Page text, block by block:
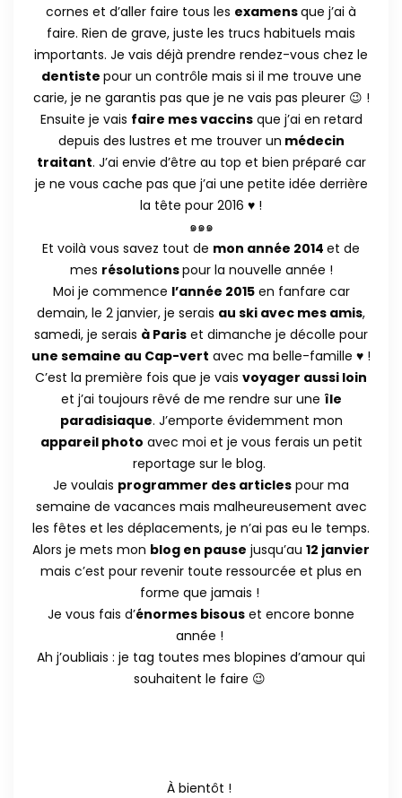
cornes et d’aller faire tous les examensque j’ai à
faire. Rien de grave, juste les trucs habituels mais
importants. Je vais déjà prendre rendez-vous chez le
dentiste pour un contrôle mais si il me trouve une
carie, je ne garantis pas que je ne vais pas pleurer 😉 !
Ensuite je vais faire mes vaccinsque j’ai en retard
depuis des lustres et me trouver un médecin
traitant. J’ai envie d’être au top et bien préparé car
je ne vous cache pas que j’ai une petite idée derrière
la tête pour 2016 ♥ !
๑๑๑
Et voilà vous savez tout de mon année 2014 et de
mes résolutionspour la nouvelle année !
Moi je commence l’année 2015en fanfare car
demain, le 2 janvier, je serais au ski avec mes amis,
samedi, je serais à Paris et dimanche je décolle pour
une semaine au Cap-vert avec ma belle-famille ♥ !
C’est la première fois que je vais voyager aussi loin
et j’ai toujours rêvé de me rendre sur une île
paradisiaque. J’emporte évidemment mon
appareil photo avec moi et je vous ferais un petit
reportage sur le blog.
Je voulais programmer des articles pour ma
semaine de vacances mais malheureusement avec
les fêtes et les déplacements, je n’ai pas eu le temps.
Alors je mets mon blog en pause jusqu’au 12 janvier
mais c’est pour revenir toute ressourcée et plus en
forme que jamais !
Je vous fais d’énormes bisous et encore bonne
année !
Ah j’oubliais : je tag toutes mes blopines d’amour qui
souhaitent le faire 😉
À bientôt !